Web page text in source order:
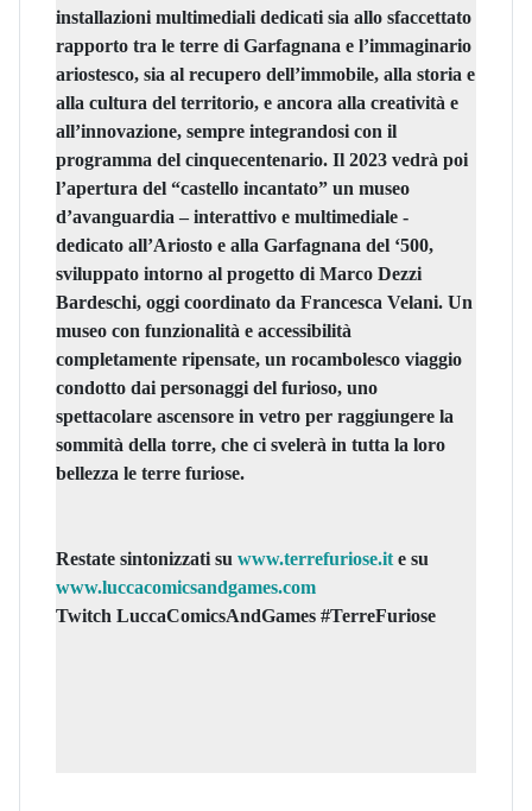
installazioni multimediali dedicati sia allo sfaccettato
rapporto tra le terre di Garfagnana e l’immaginario
ariostesco, sia al recupero dell’immobile, alla storia e
alla cultura del territorio, e ancora alla creatività e
all’innovazione, sempre integrandosi con il
programma del cinquecentenario. Il 2023 vedrà poi
l’apertura del “castello incantato” un museo
d’avanguardia – interattivo e multimediale -
dedicato all’Ariosto e alla Garfagnana del ‘500,
sviluppato intorno al progetto di Marco Dezzi
Bardeschi, oggi coordinato da Francesca Velani. Un
museo con funzionalità e accessibilità
completamente ripensate, un rocambolesco viaggio
condotto dai personaggi del furioso, uno
spettacolare ascensore in vetro per raggiungere la
sommità della torre, che ci svelerà in tutta la loro
bellezza le terre furiose.
Restate sintonizzati su www.terrefuriose.it e su
www.luccacomicsandgames.com
Twitch LuccaComicsAndGames #TerreFuriose